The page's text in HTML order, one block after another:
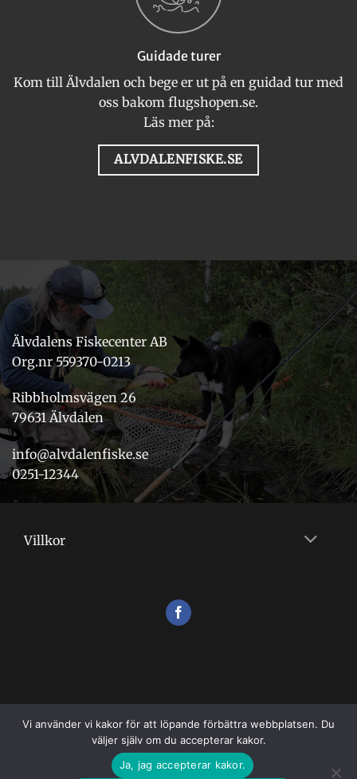
Guidade turer
Kom till Älvdalen och bege er ut på en guidad tur med
oss bakom flugshopen.se.
Läs mer på:
ALVDALENFISKE.SE
Älvdalens Fiskecenter AB
Org.nr 559370-0213
Ribbholmsvägen 26
79631 Älvdalen
info@alvdalenfiske.se
0251-12344
Villkor
Copyright 2026 ©Flugshopen
Vi använder vi kakor för att löpande förbättra webbplatsen. Du
väljer själv om du accepterar kakor.
Ja, jag accepterar kakor.